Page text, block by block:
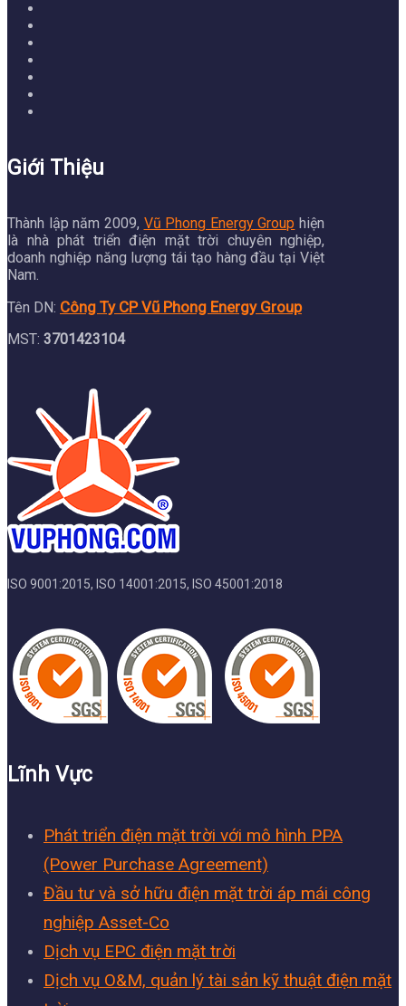
Giới Thiệu
Thành lập năm 2009, Vũ Phong Energy Group hiện
là nhà phát triển điện mặt trời chuyên nghiệp,
doanh nghiệp năng lượng tái tạo hàng đầu tại Việt
Nam.
Tên DN: Công Ty CP Vũ Phong Energy Group
MST: 3701423104
ISO 9001:2015, ISO 14001:2015, ISO 45001:2018
Lĩnh Vực
Phát triển điện mặt trời với mô hình PPA
(Power Purchase Agreement)
Đầu tư và sở hữu điện mặt trời áp mái công
nghiệp Asset-Co
Dịch vụ EPC điện mặt trời
Dịch vụ O&M, quản lý tài sản kỹ thuật điện mặt